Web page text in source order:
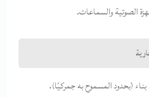
الصوتية والسماعات.
بناء (بحدود المسموح به جمركيًا).